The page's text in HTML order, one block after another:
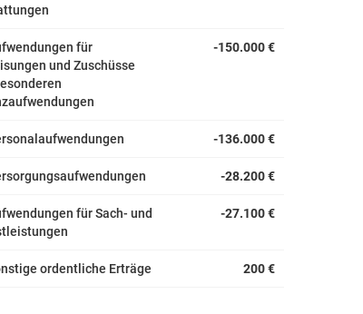
für
und Zuschüsse
-150.000 €
-136.000 €
-28.200 €
für Sach- und
-27.100 €
ordentliche Erträge 200 €